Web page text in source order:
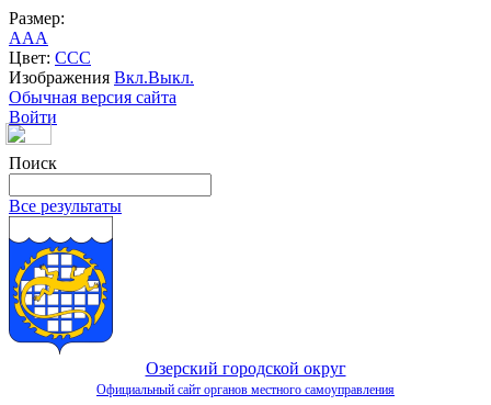
Размер:
AAA
Цвет: CCC
Изображения Вкл.Выкл.
Обычная версия сайта
Войти
Поиск
Все результаты
Озерский городской округ
Официальный сайт органов местного самоуправления